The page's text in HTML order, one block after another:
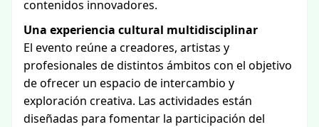
contenidos innovadores.
Una experiencia cultural multidisciplinar
El evento reúne a creadores, artistas y
profesionales de distintos ámbitos con el objetivo
de ofrecer un espacio de intercambio y
exploración creativa. Las actividades están
diseñadas para fomentar la participación del